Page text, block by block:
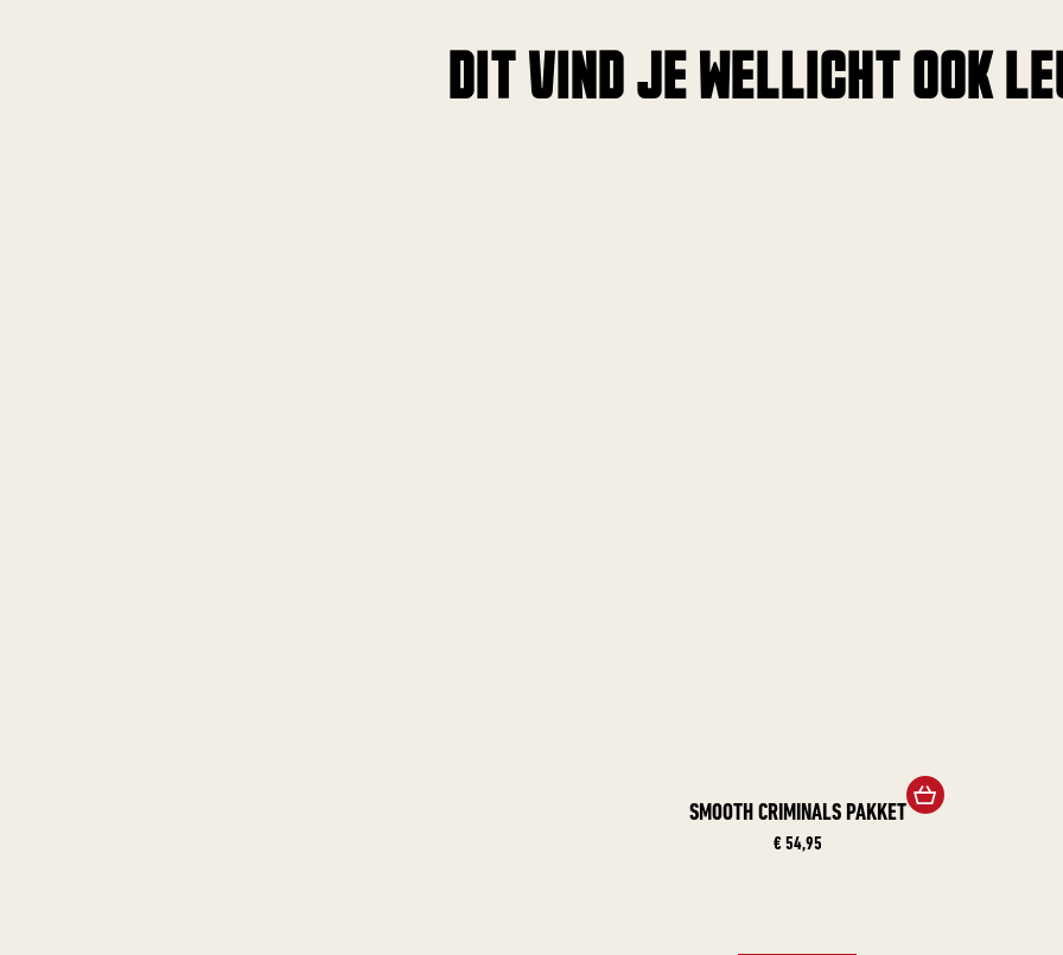
DIT VIND JE WELLICHT OOK
SMOOTH CRIMINALS PAKKET
€ 54,95